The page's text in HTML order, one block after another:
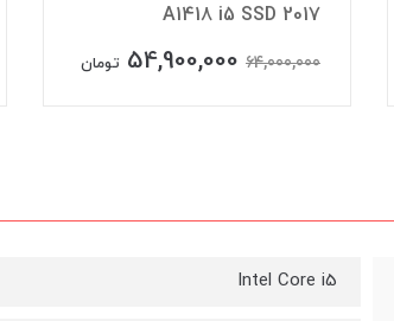
A1418 i5 SSD 2017
64,000,000
54,900,000 تومان
Intel Core i5